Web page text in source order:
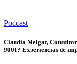
Podcast
Claudia Melgar,
9001? Experiencias de